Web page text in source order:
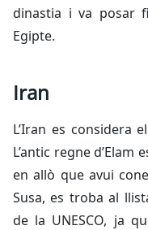
dinastia i va posar
Egipte.
Iran
L’Iran es considera
L’antic regne d’Elam
en allò que avui
Susa, es troba al
de la UNESCO, ja